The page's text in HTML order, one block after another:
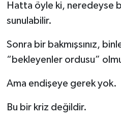
Hatta öyle ki, neredeyse
sunulabilir.
Sonra bir bakmışsınız,
“bekleyenler ordusu”
Ama endişeye gerek yok.
Bu bir kriz değildir.